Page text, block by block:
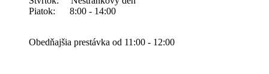
Piatok: 8:00 - 14:00
Obedňajšia prestávka od 11:00 - 12:00